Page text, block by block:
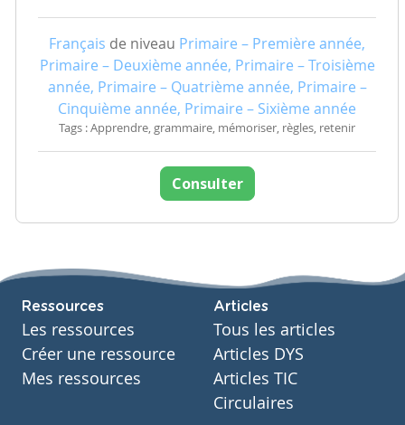
Français de niveau Primaire – Première année,
Primaire – Deuxième année, Primaire – Troisième
année, Primaire – Quatrième année, Primaire –
Cinquième année, Primaire – Sixième année
Tags : Apprendre, grammaire, mémoriser, règles, retenir
Consulter
Ressources
Les ressources
Créer une ressource
Mes ressources
Articles
Tous les articles
Articles DYS
Articles TIC
Circulaires